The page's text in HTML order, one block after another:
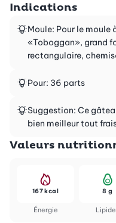
Indications
Moule: Pour le moule
«Toboggan», grand
rectangulaire,
Pour: 36 parts
Suggestion: Ce
bien meilleur tout
Valeurs
Énergie
167 kcal 8 g